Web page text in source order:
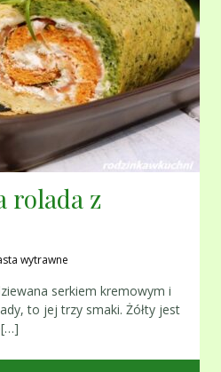
rolada z
wytrawne
serkiem kremowym i
to jej trzy smaki. Żółty jest